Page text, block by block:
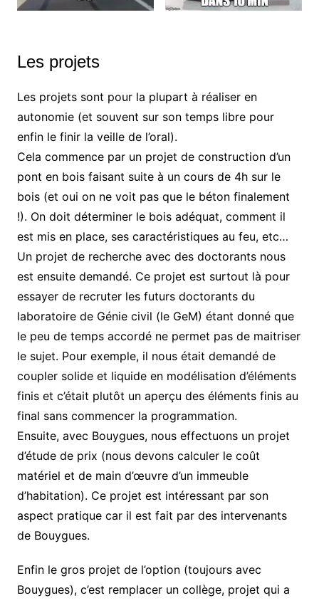
Les projets
Les projets sont pour la plupart à réaliser en
autonomie (et souvent sur son temps libre pour
enfin le finir la veille de l’oral).
Cela commence par un projet de construction d’un
pont en bois faisant suite à un cours de 4h sur le
bois (et oui on ne voit pas que le béton finalement
!). On doit déterminer le bois adéquat, comment il
est mis en place, ses caractéristiques au feu, etc…
Un projet de recherche avec des doctorants nous
est ensuite demandé. Ce projet est surtout là pour
essayer de recruter les futurs doctorants du
laboratoire de Génie civil (le GeM) étant donné que
le peu de temps accordé ne permet pas de maitriser
le sujet. Pour exemple, il nous était demandé de
coupler solide et liquide en modélisation d’éléments
finis et c’était plutôt un aperçu des éléments finis au
final sans commencer la programmation.
Ensuite, avec Bouygues, nous effectuons un projet
d’étude de prix (nous devons calculer le coût
matériel et de main d’œuvre d’un immeuble
d’habitation). Ce projet est intéressant par son
aspect pratique car il est fait par des intervenants
de Bouygues.
Enfin le gros projet de l’option (toujours avec
Bouygues), c’est remplacer un collège, projet qui a